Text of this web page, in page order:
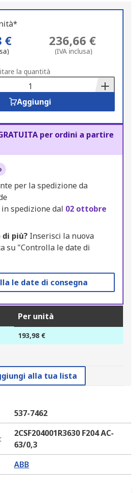
€ 236,66 €
(IVA inclusa)
la quantità
Aggiungi
per ordini a partire
per la spedizione da
spedizione dal 02 ottobre
di più? Inserisci la nuova
su "Controlla le date di
le date di consegna
Per unità
193,98 €
alla tua lista
537-7462
:
2CSF204001R3630 F204 AC-
63/0,3
ABB